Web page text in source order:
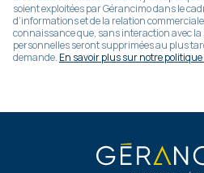
soient exploitées par Gérancimo dans le
d’informations et de la relation
connaissance que, sans interaction avec la
personnelles seront supprimées au plus
demande. En savoir plus sur notre